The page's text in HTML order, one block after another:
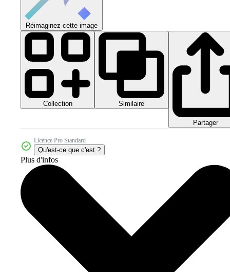
Réimaginez cette image
Collection Similaire
Partager
Licence Pro Standard
Qu'est-ce que c'est ?
Plus d'infos